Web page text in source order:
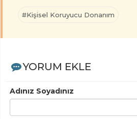
#Kişisel Koruyucu Donanım
YORUM EKLE
Adınız Soyadınız